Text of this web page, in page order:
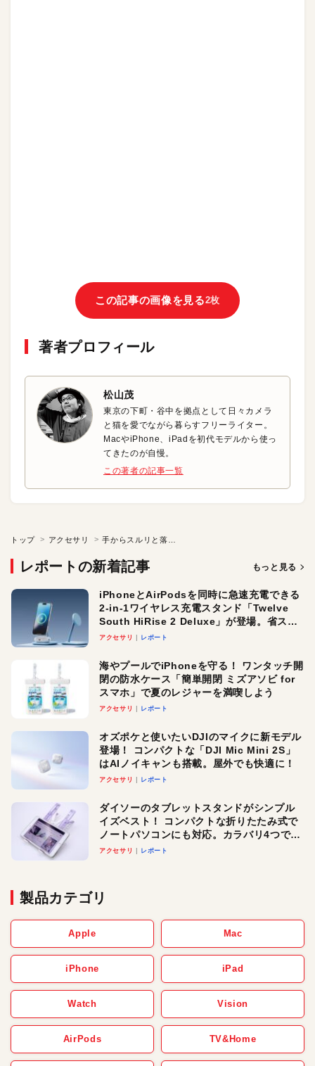
この記事の画像を見る2枚
著者プロフィール
松山茂
東京の下町・谷中を拠点として日々カメラ
と猫を愛でながら暮らすフリーライター。
MacやiPhone、iPadを初代モデルから使っ
てきたのが自慢。
この著者の記事一覧
トップ アクセサリ
レポートの新着記事 もっと見る
iPhoneとAirPodsを同時に急速充電できる
2-in-1ワイヤレス充電スタンド「Twelve
South HiRise 2 Deluxe」が登場。省スペ
ースでおしゃれに充電したい人にオスス
アクセサリ レポート
海やプールでiPhoneを守る！ ワンタッチ開
閉の防水ケース「簡単開閉 ミズアソビ for
スマホ」で夏のレジャーを満喫しよう
アクセサリ レポート
オズポケと使いたいDJIのマイクに新モデル
登場！ コンパクトな「DJI Mic Mini 2S」
はAIノイキャンも搭載。屋外でも快適に！
アクセサリ レポート
ダイソーのタブレットスタンドがシンプル
イズベスト！ コンパクトな折りたたみ式で
ノートパソコンにも対応。カラバリ4つで選
べる楽しさも
アクセサリ レポート
製品カテゴリ
Apple Mac
iPhone iPad
Watch Vision
AirPods TV&Home